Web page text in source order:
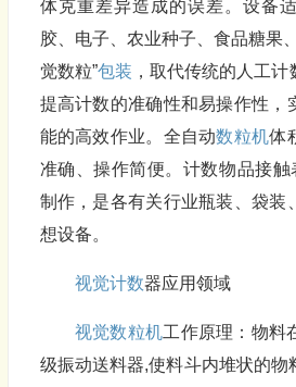
体克重差异造成的误差。设备
胶、电子、农业种子、食品糖果
觉数粒”包装 ，取代传统的人工
提高计数的准确性和易操作性，
能的高效作业。全自动数粒机体
准确、操作简便。计数物品接
制作，是各有关行业瓶装、袋装
想设备。
视觉计数器应用领域
视觉数粒机工作原理：物料
级振动送料器,使料斗内堆状的物